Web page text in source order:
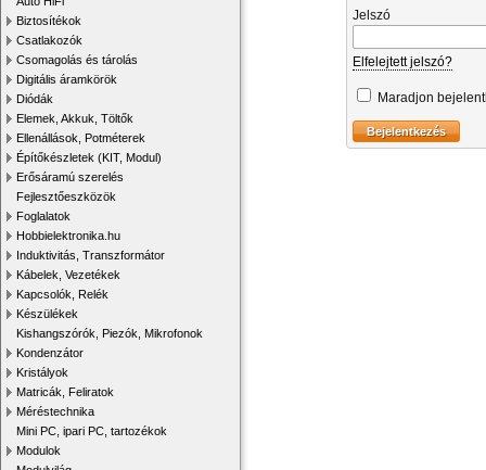
Biztosítékok
Csatlakozók
Csomagolás és tárolás
Digitális áramkörök
Diódák
Elemek, Akkuk, Töltők
Ellenállások, Potméterek
Építőkészletek (KIT, Modul)
Erősáramú szerelés
Fejlesztőeszközök
Foglalatok
Hobbielektronika.hu
Induktivitás, Transzformátor
Kábelek, Vezetékek
Kapcsolók, Relék
Készülékek
Kishangszórók, Piezók, Mikrofonok
Kondenzátor
Kristályok
Matricák, Feliratok
Méréstechnika
Mini PC, ipari PC, tartozékok
Modulok
Jelszó
Elfelejtett jelszó?
Maradjon